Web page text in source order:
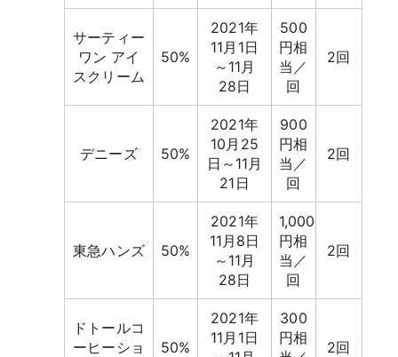
サーティー
ワン アイ
スクリーム
50%
2021年
11月1日
～11月
28日
500
円相
当／
回
2回
デニーズ 50%
2021年
10月25
日～11月
21日
900
円相
当／
回
2回
東急ハンズ 50%
2021年
11月8日
～11月
28日
1,000
円相
当／
回
2回
ドトールコ
ーヒーショ
50%
2021年
11月1日
300
円相
2回